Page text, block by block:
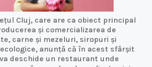
Cluj, care are ca obiect principal
și comercializarea de
carne și mezeluri, siropuri și
anunță că în acest sfârșit
deschide un restaurant unde